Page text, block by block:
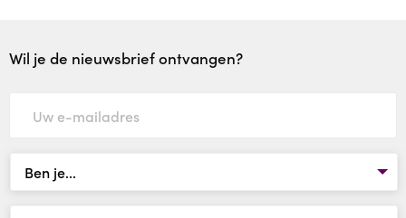
Wil je de nieuwsbrief ontvangen?